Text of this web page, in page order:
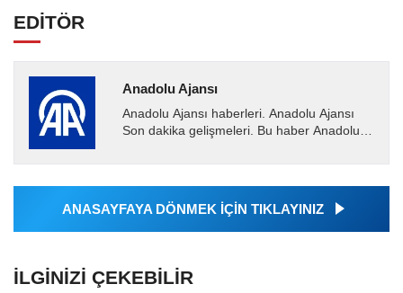
EDİTÖR
Anadolu Ajansı
Anadolu Ajansı haberleri. Anadolu Ajansı
Son dakika gelişmeleri. Bu haber Anadolu
Ajansı tarafından...
ANASAYFAYA DÖNMEK İÇİN TIKLAYINIZ
İLGINIZI ÇEKEBILIR